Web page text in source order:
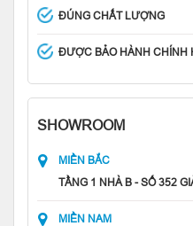
ĐÚNG CHẤT LƯỢNG
ĐƯỢC BẢO HÀNH CHÍNH
SHOWROOM
MIỀN BẮC
TẦNG 1 NHÀ B - SỐ 352
MIỀN NAM